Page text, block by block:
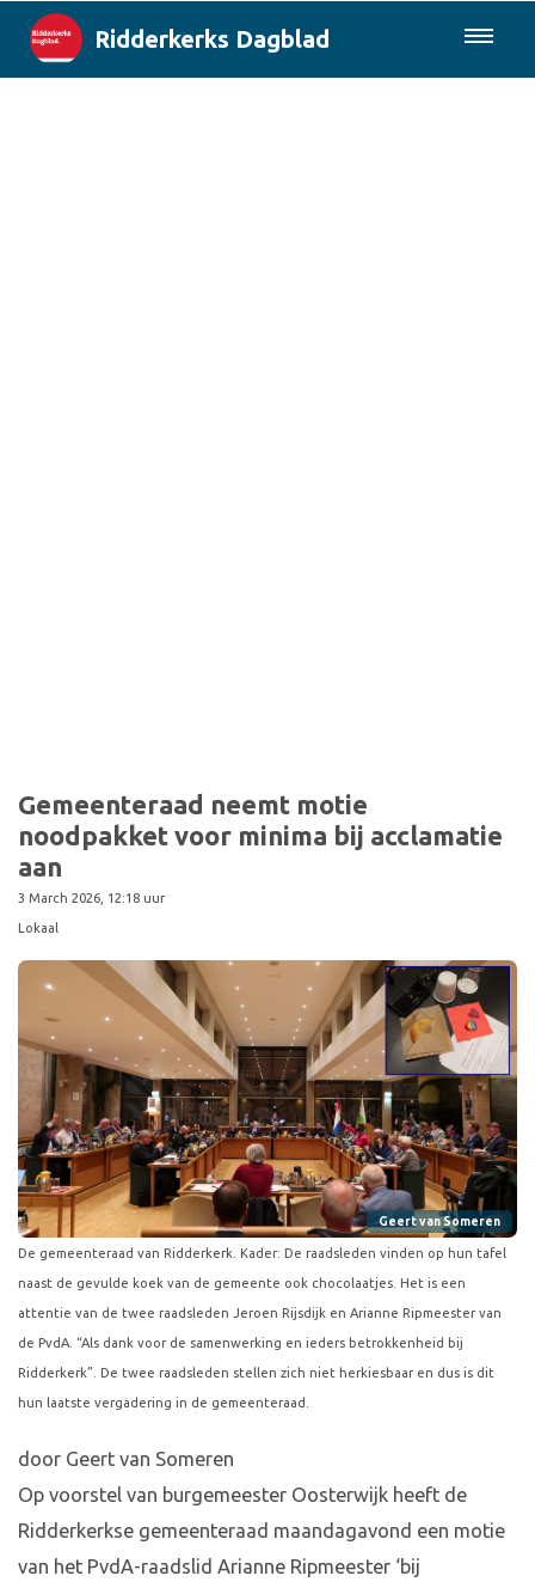
Ridderkerks Dagblad
Gemeenteraad neemt motie
noodpakket voor minima bij acclamatie
aan
3 March 2026, 12:18 uur
Lokaal
Geert van Someren
De gemeenteraad van Ridderkerk. Kader: De raadsleden vinden op hun tafel
naast de gevulde koek van de gemeente ook chocolaatjes. Het is een
attentie van de twee raadsleden Jeroen Rijsdijk en Arianne Ripmeester van
de PvdA. “Als dank voor de samenwerking en ieders betrokkenheid bij
Ridderkerk”. De twee raadsleden stellen zich niet herkiesbaar en dus is dit
hun laatste vergadering in de gemeenteraad.
door Geert van Someren
Op voorstel van burgemeester Oosterwijk heeft de
Ridderkerkse gemeenteraad maandagavond een motie
van het PvdA-raadslid Arianne Ripmeester ‘bij